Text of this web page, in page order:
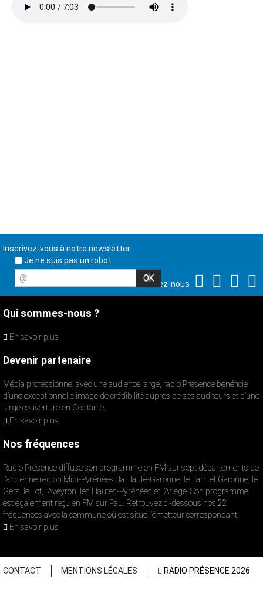
Inscrivez-vous à notre newsletter
Je ne suis pas un robot
@
Suivez-nous
Qui sommes-nous ?
En savoir plus
Devenir partenaire
Média professionnel avec une audience large, radio Présence bénéficie
d’une exceptionnelle image de crédibilité auprès de ses auditeurs et d’une
large couverture en Occitanie.
En savoir plus
Nos fréquences
Radio Présence diffuse son programme en FM sur sept départements de
l’ancienne région Midi-Pyrénées : la Haute-Garonne, le Tarn et Garonne, le
Gers, le Lot, l’Aveyron, les Hautes-Pyrénées et l’Ariège. Son programme
est également reçu en FM sur Pau. Retrouvez ci-dessous nos 22
fréquences avec la commune où est situé l’émetteur correspondant.
En savoir plus
CONTACT MENTIONS LÉGALES RADIO PRÉSENCE 2026